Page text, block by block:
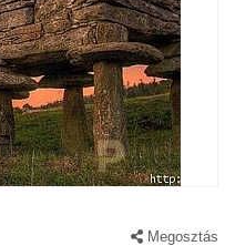
Megosztás